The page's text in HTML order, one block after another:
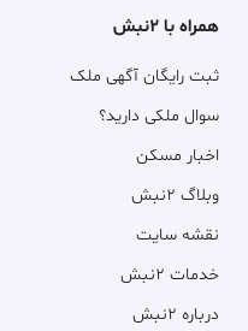
همراه با ۲نبش
ثبت رایگان آگهی ملک
سوال ملکی دارید؟
اخبار مسکن
وبلاگ ۲نبش
نقشه سایت
خدمات ۲نبش
درباره ۲نبش